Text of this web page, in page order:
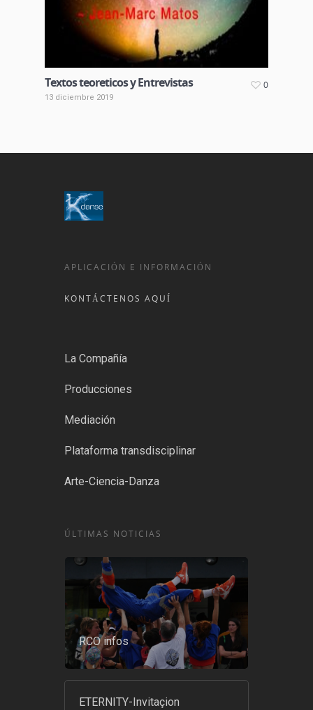
Textos teoreticos y Entrevistas
13 diciembre 2019
0
APLICACIÓN E INFORMACIÓN
KONTÁCTENOS AQUÍ
La Compañía
Producciones
Mediación
Plataforma transdisciplinar
Arte-Ciencia-Danza
ÚLTIMAS NOTICIAS
RCO infos
ETERNITY-Invitaçion